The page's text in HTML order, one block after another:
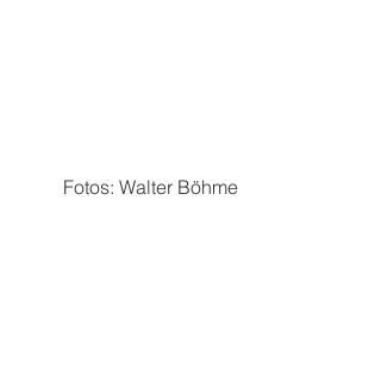
Fotos: Walter Böhme